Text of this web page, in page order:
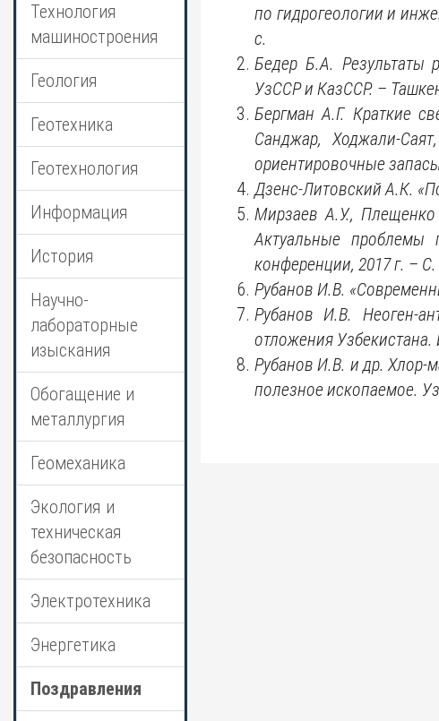
Технология
машиностроения
Геология
Геотехника
Геотехнология
Информация
История
Научно-
лабораторные
изыскания
Обогащение и
металлургия
Геомеханика
Экология и
техническая
безопасность
Электротехника
Энергетика
Поздравления
по гидрогеологии и
с.
Бедер Б.А. Результаты
УзССР и КазССР. –
Бергман А.Г. Краткие
Санджар, Ходжали-
ориентировочные
Дзенс-Литовский А.К. «
Мирзаев А.У.,
Актуальные проблемы
конференции, 2017 г. – С.
Рубанов И.В. «
Рубанов И.В. Неоген-
отложения Узбекистана.
Рубанов И.В. и др. Хлор-
полезное ископаемое.